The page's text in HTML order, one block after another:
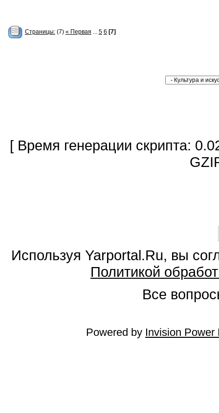
Страницы:(7) « Первая ... 5 6 [7]
[ Время генерации скрипта:
Используя Yarportal.Ru, вы
Политикой
Все
Powered by Invision Power